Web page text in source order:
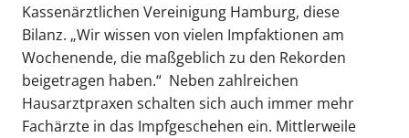
Kassenärztlichen Vereinigung Hamburg, diese
Bilanz. „Wir wissen von vielen Impfaktionen am
Wochenende, die maßgeblich zu den Rekorden
beigetragen haben.“ Neben zahlreichen
Hausarztpraxen schalten sich auch immer mehr
Fachärzte in das Impfgeschehen ein. Mittlerweile